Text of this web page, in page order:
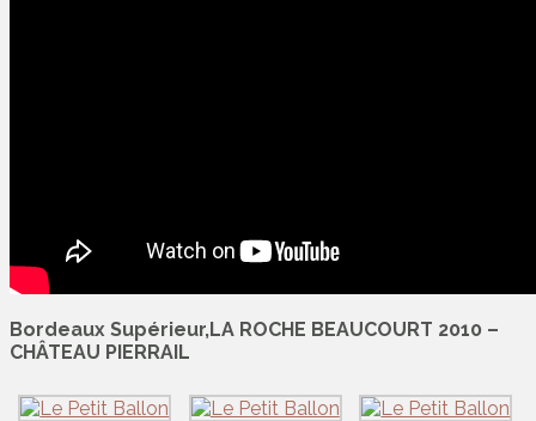
Bordeaux Supérieur,LA ROCHE BEAUCOURT 2010 –
CHÂTEAU PIERRAIL